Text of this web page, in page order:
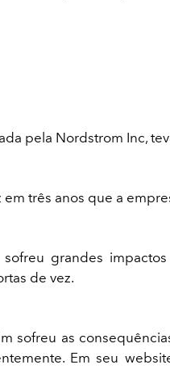
pela Nordstrom Inc,
em três anos que a
grandes
de vez.
sofreu as
Em seu